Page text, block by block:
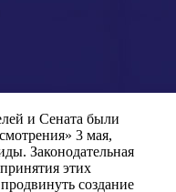
и Сената были
3 мая,
Законодательная
этих
создание